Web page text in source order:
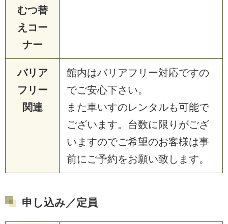
むつ替
えコー
ナー
バリア
フリー
関連
館内はバリアフリー対応ですの
でご安心下さい。
また車いすのレンタルも可能で
ございます。台数に限りがござ
いますのでご希望のお客様は事
前にご予約をお願い致します。
申し込み／定員